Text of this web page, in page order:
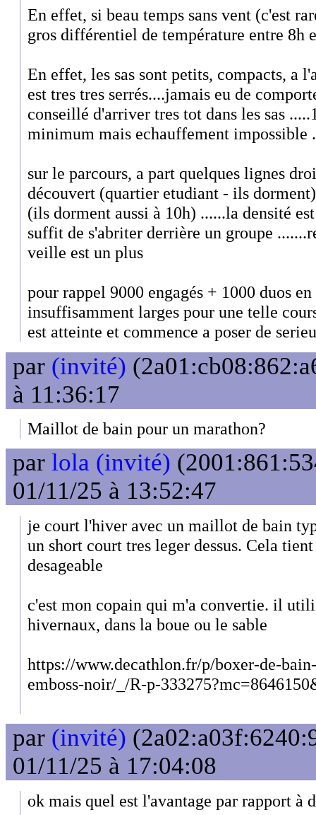
En effet, si beau temps sans vent (c'est
gros différentiel de température entre 8h
En effet, les sas sont petits, compacts, a
est tres tres serrés....jamais eu de
conseillé d'arriver tres tot dans les sas
minimum mais echauffement impossible
sur le parcours, a part quelques lignes
découvert (quartier etudiant - ils
(ils dorment aussi à 10h) ......la densité
suffit de s'abriter derrière un groupe
veille est un plus
pour rappel 9000 engagés + 1000 duos en
insuffisamment larges pour une telle
est atteinte et commence a poser de
par (invité)
à 11:36:17
Maillot de bain pour un marathon?
par lola (invité)
01/11/25 à 13:52:47
je court l'hiver avec un maillot de bain
un short court tres leger dessus. Cela
desageable
c'est mon copain qui m'a convertie. il
hivernaux, dans la boue ou le sable
https://www.decathlon.fr/p/boxer-de-
emboss-noir/_/R-p-
par (invité)
01/11/25 à 17:04:08
ok mais quel est l'avantage par rapport à